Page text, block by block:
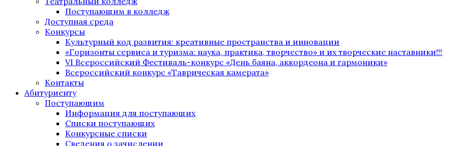
Поступающим в колледж
Доступная среда
Конкурсы
Культурный код развития: креативные пространства и инновации
«Горизонты сервиса и туризма: наука, практика, творчество» и их творческие наставники!!!
VI Всероссийский Фестиваль-конкурс «День баяна, аккордеона и гармоники»
Всероссийский конкурс «Таврическая камерата»
Контакты
Абитуриенту
Поступающим
Информация для поступающих
Списки поступающих
Конкурсные списки
Сведения о зачислении